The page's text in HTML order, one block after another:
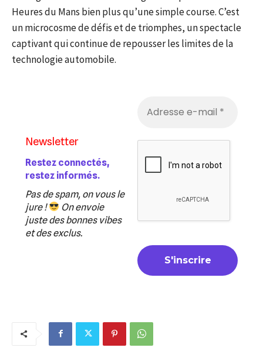
Heures du Mans bien plus qu’une simple course. C’est
un microcosme de défis et de triomphes, un spectacle
captivant qui continue de repousser les limites de la
technologie automobile.
Newsletter
Restez connectés,
restez informés.
Pas de spam, on vous le
jure !
On envoie
juste des bonnes vibes
et des exclus.